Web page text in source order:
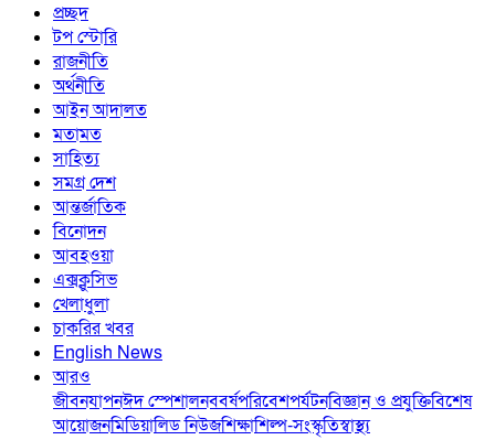
প্রচ্ছদ
টপ স্টোরি
রাজনীতি
অর্থনীতি
আইন আদালত
মতামত
সাহিত্য
সমগ্র দেশ
আন্তর্জাতিক
বিনোদন
আবহওয়া
এক্সক্লুসিভ
খেলাধুলা
চাকরির খবর
English News
আরও
জীবনযাপনঈদ স্পেশালনববর্ষপরিবেশপর্যটনবিজ্ঞান ও প্রযুক্তিবিশেষ
আয়োজনমিডিয়ালিড নিউজশিক্ষাশিল্প-সংস্কৃতিস্বাস্থ্য